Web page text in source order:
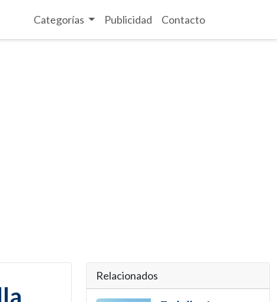
Categorías Publicidad Contacto
Relacionados